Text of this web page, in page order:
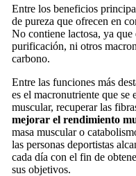
Entre los beneficios
de pureza que ofrecen en
No contiene lactosa, ya
purificación, ni otros
carbono.
Entre las funciones más
es el macronutriente que se
muscular, recuperar las
mejorar el rendimiento
masa muscular o
las personas deportistas
cada día con el fin de
sus objetivos.